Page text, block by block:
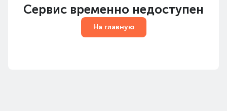
Сервис временно недоступен
На главную